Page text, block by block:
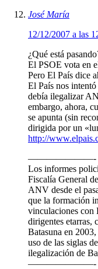
José María
12/12/2007 a las
¿Qué está
El PSOE vota en
Pero El País dice
El País nos
debía ilegalizar
embargo, ahora,
se apunta (sin
dirigida por un
http://
———————-
Los informes
Fiscalía General
ANV desde el
que la formación
vinculaciones con
dirigentes etarras,
Batasuna en
uso de las siglas
ilegalización de
———————-